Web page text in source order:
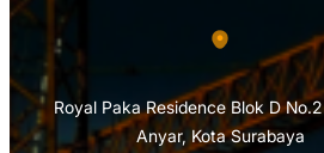
Royal Paka Residence Blok D
Anyar, Kota Surabaya